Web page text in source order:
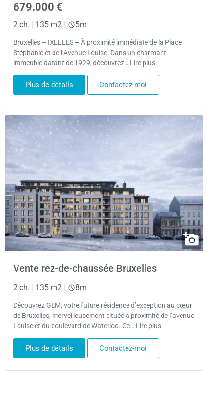
679.000 €
2 ch. | 135 m2 | 5m
Bruxelles – IXELLES – À proximité immédiate de la Place
Stéphanie et de l’Avenue Louise. Dans un charmant
immeuble datant de 1929, découvrez… Lire plus
Plus de détails Contactez-moi
Vente rez-de-chaussée Bruxelles
2 ch. | 135 m2 | 8m
Découvrez GEM, votre future résidence d’exception au cœur
de Bruxelles, merveilleusement située à proximité de l’avenue
Louise et du boulevard de Waterloo. Ce… Lire plus
Plus de détails Contactez-moi